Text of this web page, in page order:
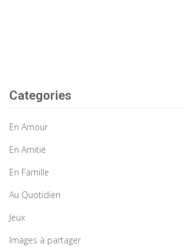
Categories
En Amour
En Amitié
En Famille
Au Quotidien
Jeux
Images à partager